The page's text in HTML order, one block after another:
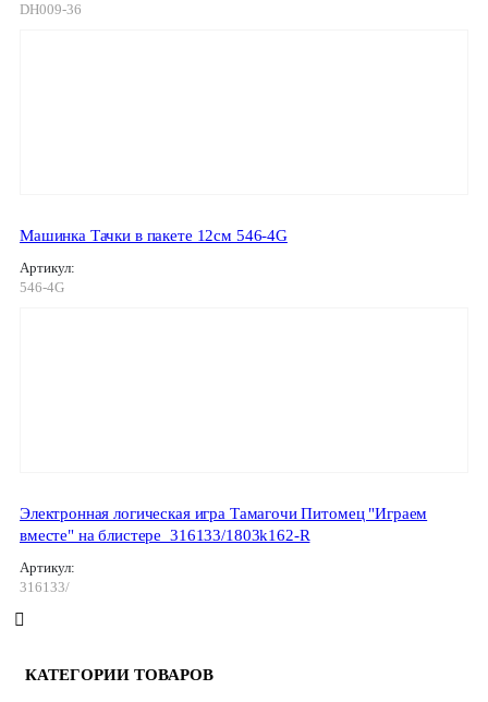
DH009-36
Машинка Тачки в пакете 12см 546-4G
Артикул:
546-4G
Электронная логическая игра Тамагочи Питомец "Играем
вместе" на блистере_316133/1803k162-R
Артикул:
316133/
КАТЕГОРИИ ТОВАРОВ